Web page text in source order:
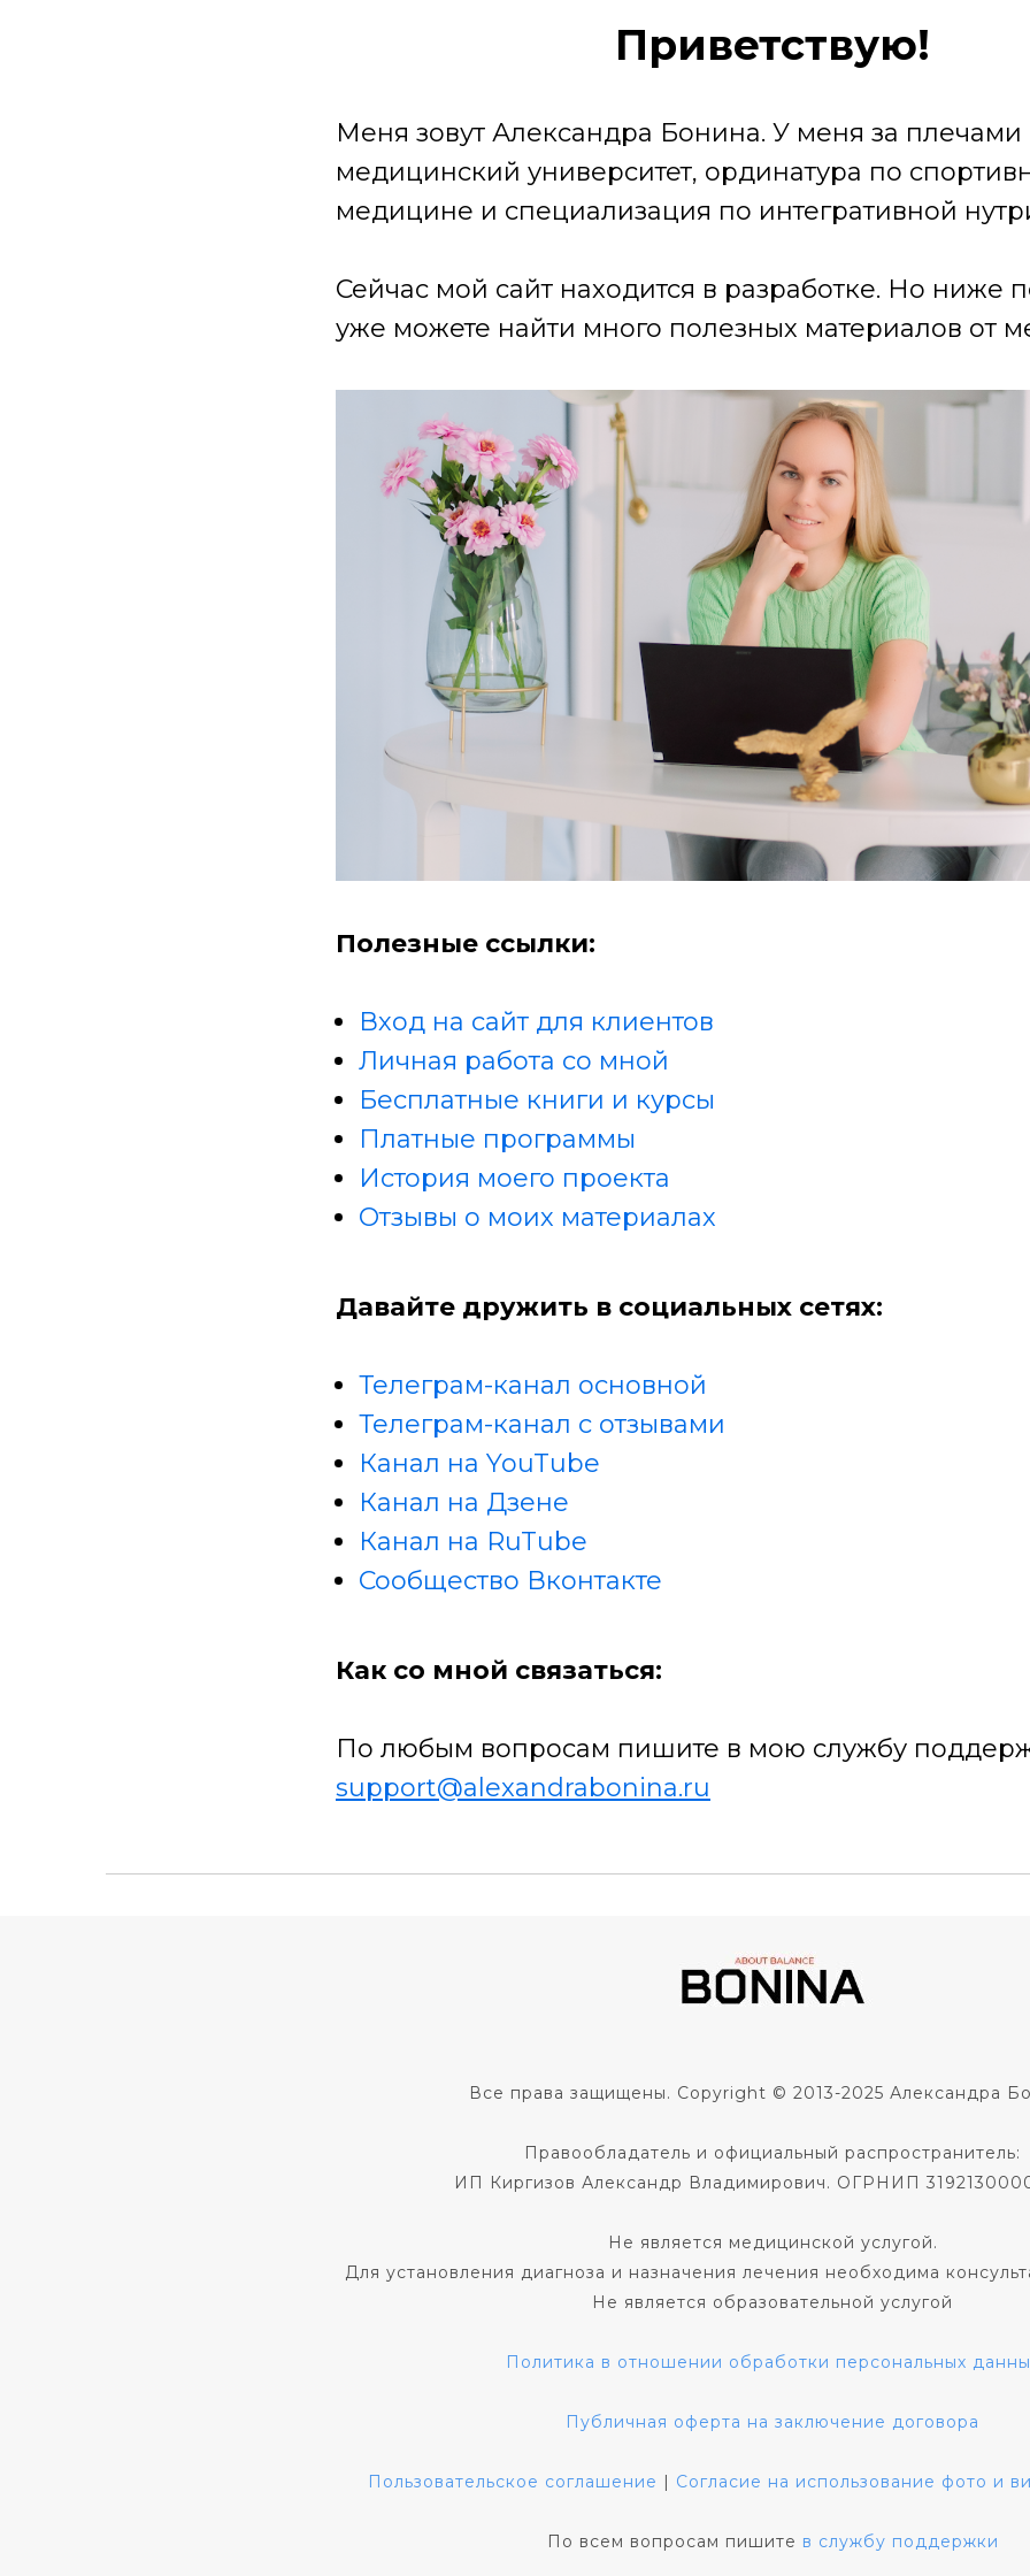
Приветствую!
Меня зовут Александра Бонина. У меня за плечами
медицинский университет, ординатура по
медицине и специализация по интегративной
Сейчас мой сайт находится в разработке. Но ниже
уже можете найти много полезных материалов от
Полезные ссылки:
Вход на сайт для клиентов
Личная работа со мной
Бесплатные книги и курсы
Платные программы
История моего проекта
Отзывы о моих материалах
Давайте дружить в социальных сетях:
Телеграм-канал основной
Телеграм-канал с отзывами
Канал на YouTube
Канал на Дзене
Канал на RuTube
Сообщество Вконтакте
Как со мной связаться:
По любым вопросам пишите в мою службу
support@alexandrabonina.ru
Все права защищены. Copyright © 2013-2025 Александра
Правообладатель и официальный распространитель:
ИП Киргизов Александр Владимирович. ОГРНИП
Не является медицинской услугой.
Для установления диагноза и назначения лечения необходима
Не является образовательной услугой
Политика в отношении обработки персональных
Публичная оферта на заключение договора
Пользовательское соглашение | Согласие на использование фото и
По всем вопросам пишите в службу поддержки